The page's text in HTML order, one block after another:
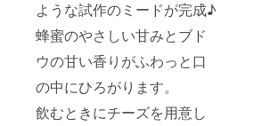
ような試作のミードが完成♪
蜂蜜のやさしい甘みとブド
ウの甘い香りがふわっと口
の中にひろがります。
飲むときにチーズを用意し